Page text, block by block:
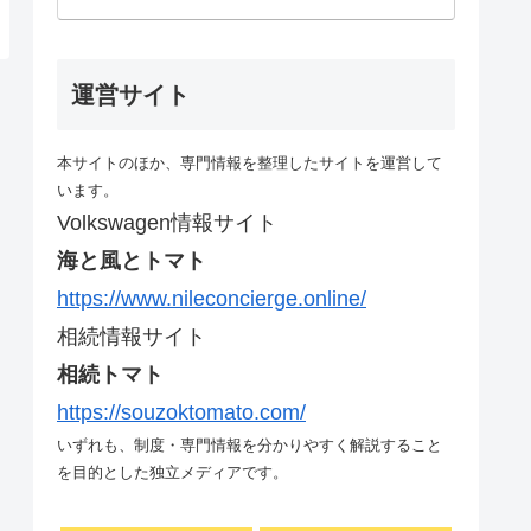
運営サイト
本サイトのほか、専門情報を整理したサイトを運営して
います。
Volkswagen情報サイト
海と風とトマト
https://www.nileconcierge.online/
相続情報サイト
相続トマト
https://souzoktomato.com/
いずれも、制度・専門情報を分かりやすく解説すること
を目的とした独立メディアです。